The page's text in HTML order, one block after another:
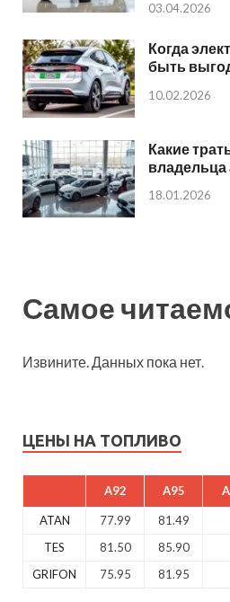
03.04.2026
Когда
быть
10.02.2026
Какие
18.01.2026
Самое
Извините. Данных пока нет.
ЦЕНЫ НА ТОПЛИВО
A92 A95
ATAN 77.99 81.49
TES
81.50 85.90
GRIFON
75.95 81.95